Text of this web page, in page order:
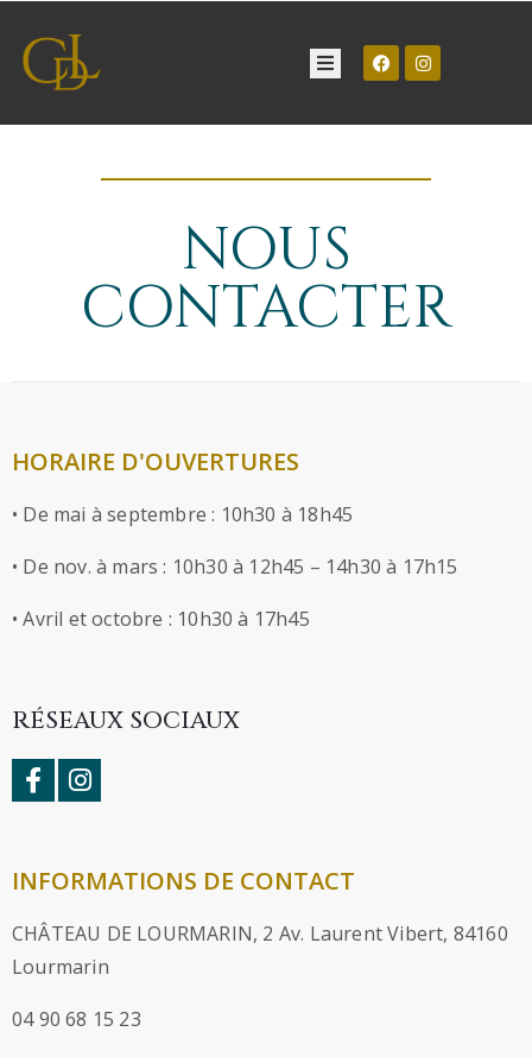
Contact
NOUS
CONTACTER
HORAIRE D'OUVERTURES
• De mai à septembre : 10h30 à 18h45
• De nov. à mars : 10h30 à 12h45 – 14h30 à 17h15
• Avril et octobre : 10h30 à 17h45
RÉSEAUX SOCIAUX
INFORMATIONS DE CONTACT
CHÂTEAU DE LOURMARIN, 2 Av. Laurent Vibert, 84160
Lourmarin
04 90 68 15 23